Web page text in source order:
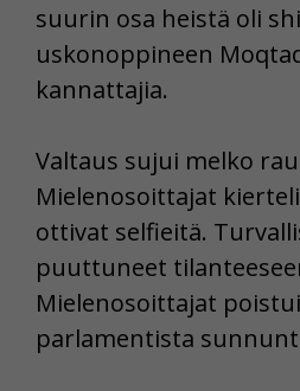
suurin osa heistä oli
uskonoppineen
kannattajia.
Valtaus sujui melko
Mielenosoittajat
ottivat selfieitä.
puuttuneet
Mielenosoittajat
parlamentista